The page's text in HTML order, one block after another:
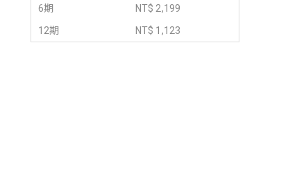
6期
NT$ 2,199
12期
NT$ 1,123